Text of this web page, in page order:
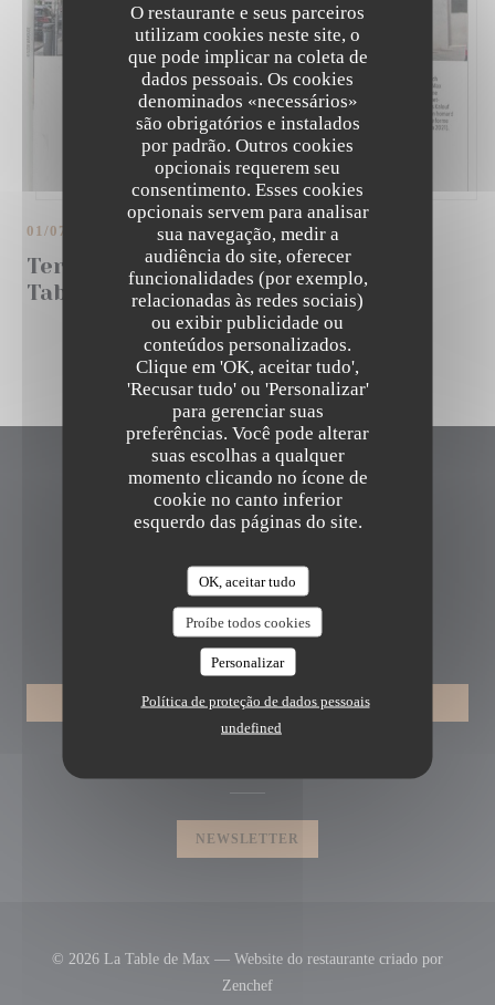
O restaurante e seus parceiros
utilizam cookies neste site, o
que pode implicar na coleta de
dados pessoais. Os cookies
denominados «necessários»
são obrigatórios e instalados
por padrão. Outros cookies
opcionais requerem seu
consentimento. Esses cookies
opcionais servem para analisar
sua navegação, medir a
audiência do site, oferecer
funcionalidades (por exemplo,
relacionadas às redes sociais)
ou exibir publicidade ou
conteúdos personalizados.
Clique em 'OK, aceitar tudo',
'Recusar tudo' ou 'Personalizar'
para gerenciar suas
preferências. Você pode alterar
suas escolhas a qualquer
momento clicando no ícone de
cookie no canto inferior
esquerdo das páginas do site.
OK, aceitar tudo
Proíbe todos cookies
Personalizar
Política de proteção de dados pessoais
undefined
Terre, Mer et fun Graff Homard "La
Table de Max"
01/07/2021
La Table de Max
46 Av. Jean Jaurès 69007 Lyon
04 78 72 09 73
RESERVA
RESERVAR UMA MESA
NEWSLETTER
© 2026 La Table de Max — Website do restaurante criado por
Zenchef((abre numa nova janela))
LA TABLE DE MAX